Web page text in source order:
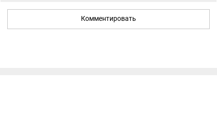
Комментировать